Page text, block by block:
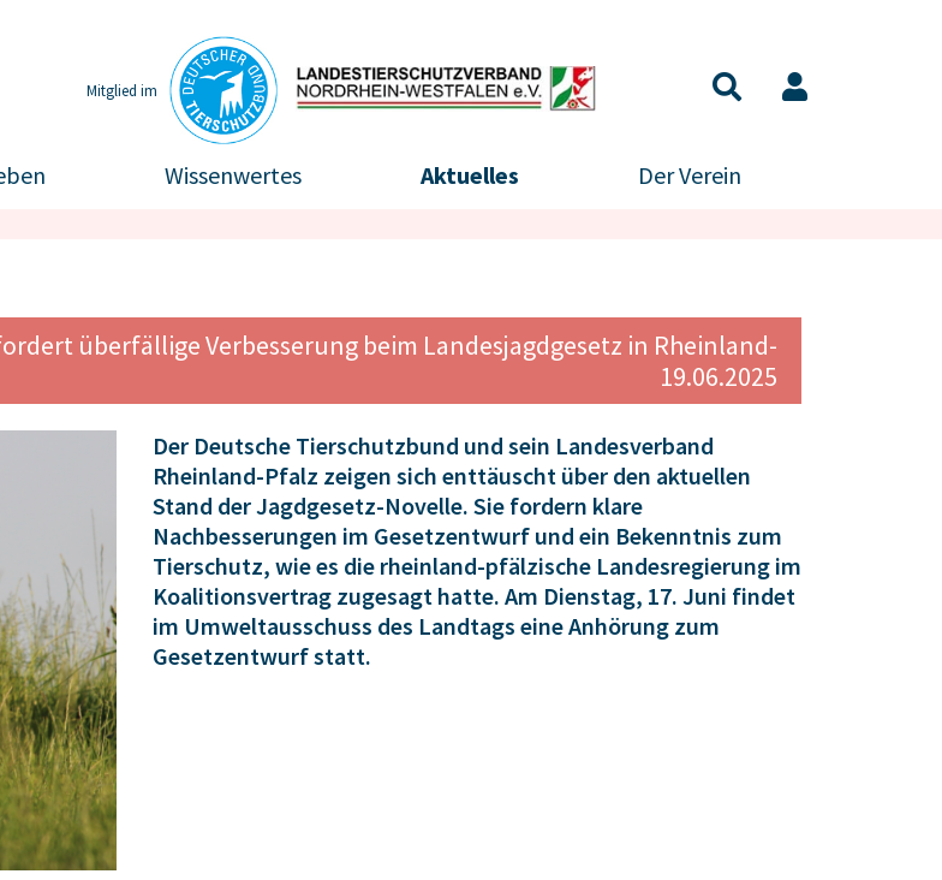
Mitglied im
Wissenwertes Aktuelles Der Verein
überfällige Verbesserung beim Landesjagdgesetz in Rheinland-
19.06.2025
Der Deutsche Tierschutzbund und sein Landesverband
Rheinland-Pfalz zeigen sich enttäuscht über den aktuellen
Stand der Jagdgesetz-Novelle. Sie fordern klare
Nachbesserungen im Gesetzentwurf und ein Bekenntnis zum
Tierschutz, wie es die rheinland-pfälzische Landesregierung im
Koalitionsvertrag zugesagt hatte. Am Dienstag, 17. Juni findet
im Umweltausschuss des Landtags eine Anhörung zum
Gesetzentwurf statt.